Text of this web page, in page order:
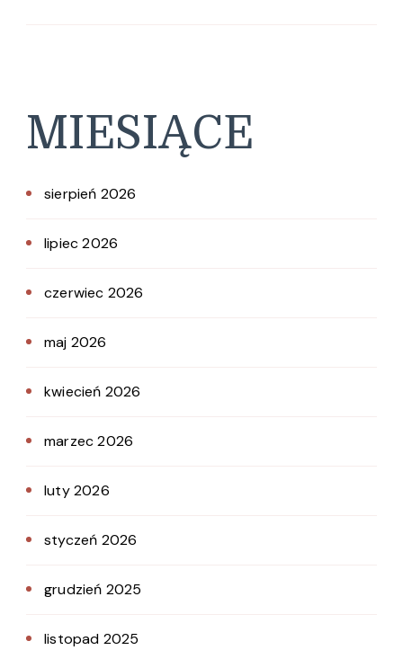
MIESIĄCE
sierpień 2026
lipiec 2026
czerwiec 2026
maj 2026
kwiecień 2026
marzec 2026
luty 2026
styczeń 2026
grudzień 2025
listopad 2025